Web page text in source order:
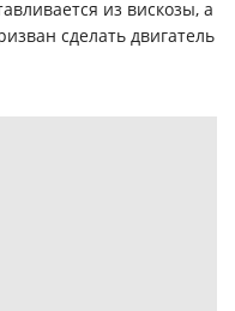
из вискозы, а
сделать двигатель